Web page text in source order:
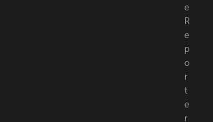
e
R
e
p
o
r
t
e
r